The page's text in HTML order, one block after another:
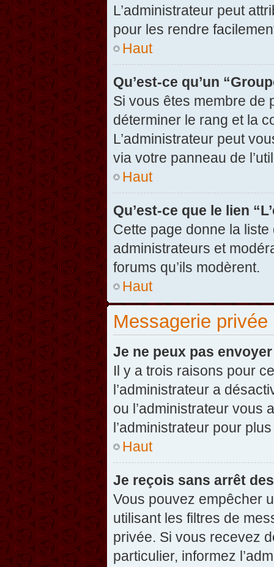
L’administrateur peut
pour les rendre
Haut
Qu’est-ce qu’un
Si vous êtes membre de
déterminer le rang et la
L’administrateur peut
via votre panneau de
Haut
Qu’est-ce que le lien
Cette page donne la
administrateurs et
forums qu’ils modèrent.
Haut
Messagerie privée
Je ne peux pas
Il y a trois raisons pour
l’administrateur a
ou l’administrateur vous
l’administrateur pour
Haut
Je reçois sans arrêt
Vous pouvez empêcher
utilisant les filtres de
privée. Si vous recevez
particulier, informez